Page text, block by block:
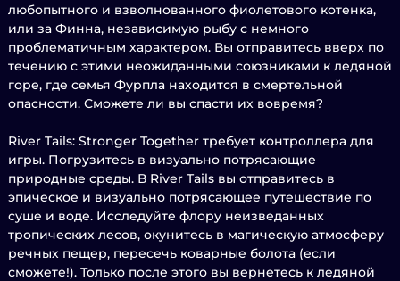
любопытного и взволнованного фиолетового котенка,
или за Финна, независимую рыбу с немного
проблематичным характером. Вы отправитесь вверх по
течению с этими неожиданными союзниками к ледяной
горе, где семья Фурпла находится в смертельной
опасности. Сможете ли вы спасти их вовремя?
River Tails: Stronger Together требует контроллера для
игры. Погрузитесь в визуально потрясающие
природные среды. В River Tails вы отправитесь в
эпическое и визуально потрясающее путешествие по
суше и воде. Исследуйте флору неизведанных
тропических лесов, окунитесь в магическую атмосферу
речных пещер, пересечь коварные болота (если
сможете!). Только после этого вы вернетесь к ледяной